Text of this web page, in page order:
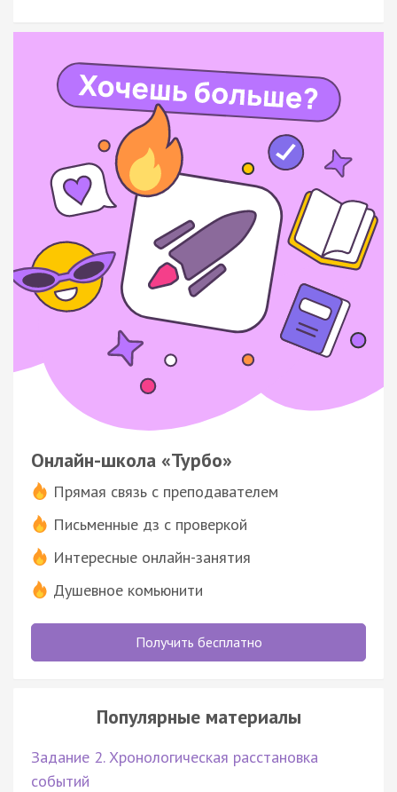
Онлайн-школа «Турбо»
Прямая связь с преподавателем
Письменные дз с проверкой
Интересные онлайн-занятия
Душевное комьюнити
Получить бесплатно
Популярные материалы
Задание 2. Хронологическая расстановка
событий